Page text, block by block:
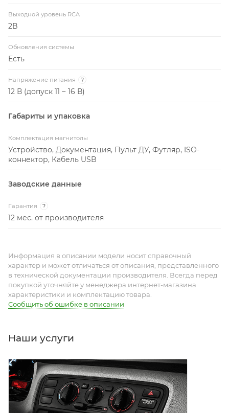
Выходной уровень RCA
2B
Обновления системы
Есть
Напряжение питания ?
12 В (допуск 11 ~ 16 В)
Габариты и упаковка
Комплектация магнитолы
Устройство, Документация, Пульт ДУ, Футляр, ISO-
коннектор, Кабель USB
Заводские данные
Гарантия ?
12 мес. от производителя
Информация в описании модели носит справочный
характер и может отличаться от описания, представленного
в технической документации производителя. Всегда перед
покупкой уточняйте у менеджера интернет-магазина
характеристики и комплектацию товара.
Сообщить об ошибке в описании
Наши услуги